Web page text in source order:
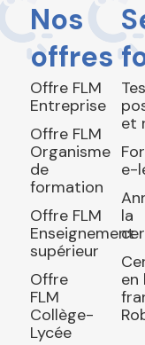
Nos
offres
Offre FLM
Entreprise
Offre FLM
Organisme
de
formation
Offre FLM
Enseignement
supérieur
Offre
FLM
Collège-
Lycée
et
e-
la
en